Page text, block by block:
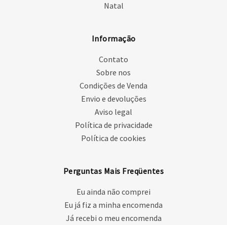
Natal
Informação
Contato
Sobre nos
Condições de Venda
Envio e devoluções
Aviso legal
Política de privacidade
Política de cookies
Perguntas Mais Freqüentes
Eu ainda não comprei
Eu já fiz a minha encomenda
Já recebi o meu encomenda